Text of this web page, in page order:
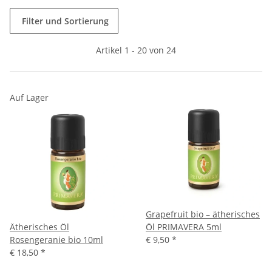
Filter und Sortierung
Artikel 1 - 20 von 24
Auf Lager
Ätherisches Öl
Rosengeranie bio 10ml
€ 18,50 *
Grapefruit bio – ätherisches
Öl PRIMAVERA 5ml
€ 9,50 *